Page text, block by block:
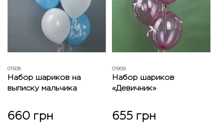
01508
Набор шариков на
выписку мальчика
660 грн
01909
Набор шариков
«Девичник»
655 грн